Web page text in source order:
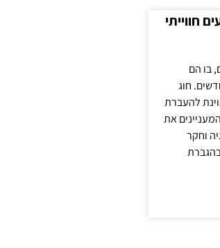
חווייתי
בו הם
חוג
להעברת
את
וחקר